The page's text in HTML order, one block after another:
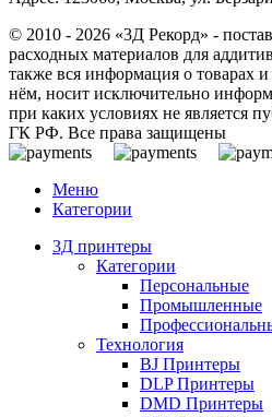
© 2010 - 2026 «3Д Рекорд» -
расходных материалов для
также вся информация о товарах
нём, носит исключительно
при каких условиях не является
ГК РФ. Все права защищены
Меню
Категории
3Д принтеры
Категории
Персональные
Промышленные
Технология
BJ Принтеры
DLP Принтеры
DMD Принтеры